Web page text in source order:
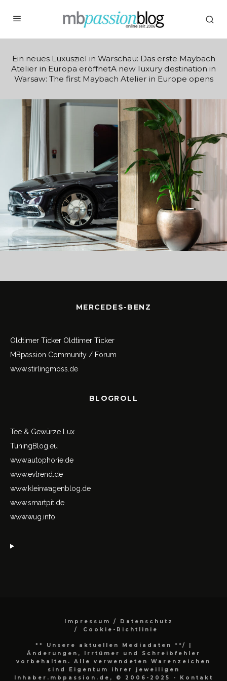
Ein neues Luxusziel in Warschau: Das erste Maybach
Atelier in Europa eröffnetA new luxury destination in
Warsaw: The first Maybach Atelier in Europe opens
MERCEDES-BENZ
Oldtimer Ticker Oldtimer Ticker
MBpassion Community / Forum
www.stirlingmoss.de
BLOGROLL
Tee & Gewürze Lux
TuningBlog.eu
www.autophorie.de
www.evtrend.de
www.kleinwagenblog.de
www.smartpit.de
www.wug.info
Impressum / Datenschutz
Cookie-Richtlinie
** Unsere aktuellen Mediadaten **/
|
Änderungen, Irrtümer und Schreibfehler
vorbehalten. Alle verwendeten Warenzeichen
sind Eigentum ihrer jeweiligen
Inhaber.mbpassion.de, © 2006-2025 - Kontakt